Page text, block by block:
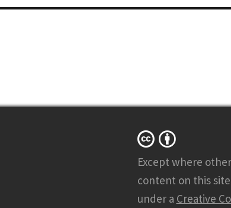
Except where
content on this
under a Creative